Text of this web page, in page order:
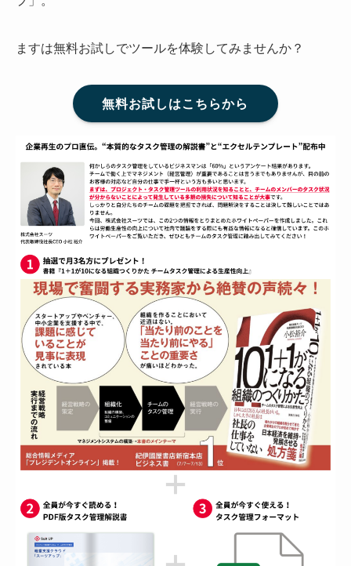
ますは無料お試しでツールを体験してみませんか？
無料お試しはこちらから